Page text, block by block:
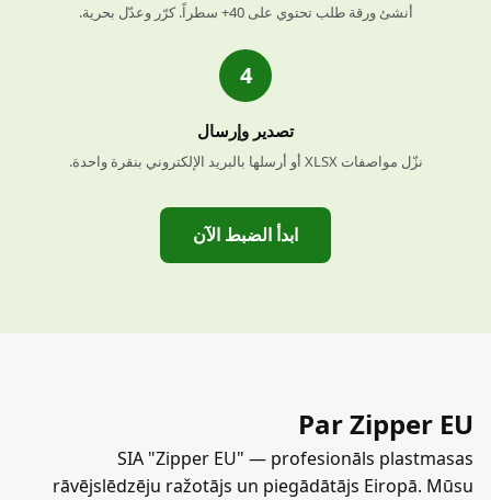
أنشئ ورقة طلب تحتوي على 40+ سطراً. كرّر وعدّل بحرية.
4
تصدير وإرسال
نزّل مواصفات XLSX أو أرسلها بالبريد الإلكتروني بنقرة واحدة.
ابدأ الضبط الآن
Par Zipper EU
SIA "Zipper EU" — profesionāls plastmasas
rāvējslēdzēju ražotājs un piegādātājs Eiropā. Mūsu